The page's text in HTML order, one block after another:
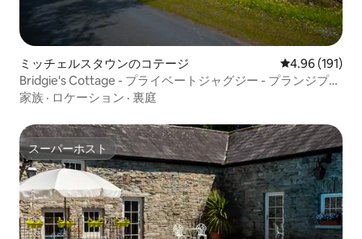
ミッチェルスタウンのコテージ レビュー191
4.96 (191)
Bridgie's Cottage - プライベートジャグジー - プランジプー
ル
家族 · ロケーション · 裏庭
スーパーホスト
スーパーホスト